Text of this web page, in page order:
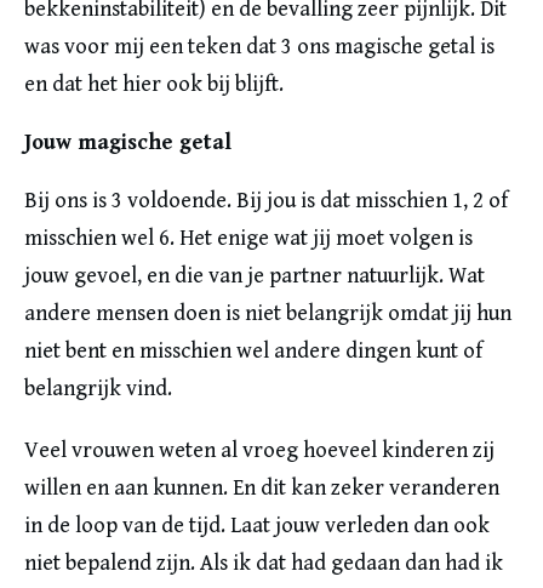
bekkeninstabiliteit) en de bevalling zeer pijnlijk. Dit
was voor mij een teken dat 3 ons magische getal is
en dat het hier ook bij blijft.
Jouw magische getal
Bij ons is 3 voldoende. Bij jou is dat misschien 1, 2 of
misschien wel 6. Het enige wat jij moet volgen is
jouw gevoel, en die van je partner natuurlijk. Wat
andere mensen doen is niet belangrijk omdat jij hun
niet bent en misschien wel andere dingen kunt of
belangrijk vind.
Veel vrouwen weten al vroeg hoeveel kinderen zij
willen en aan kunnen. En dit kan zeker veranderen
in de loop van de tijd. Laat jouw verleden dan ook
niet bepalend zijn. Als ik dat had gedaan dan had ik